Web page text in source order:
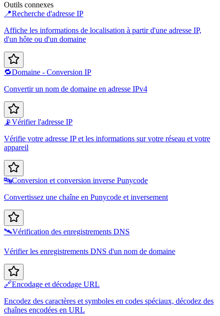
Outils connexes
📍Recherche d'adresse IP
Affiche les informations de localisation à partir d'une adresse IP,
d'un hôte ou d'un domaine
🔁Domaine - Conversion IP
Convertir un nom de domaine en adresse IPv4
📡Vérifier l'adresse IP
Vérifie votre adresse IP et les informations sur votre réseau et votre
appareil
🔤Conversion et conversion inverse Punycode
Convertissez une chaîne en Punycode et inversement
🛰️Vérification des enregistrements DNS
Vérifier les enregistrements DNS d'un nom de domaine
🔗Encodage et décodage URL
Encodez des caractères et symboles en codes spéciaux, décodez des
chaînes encodées en URL